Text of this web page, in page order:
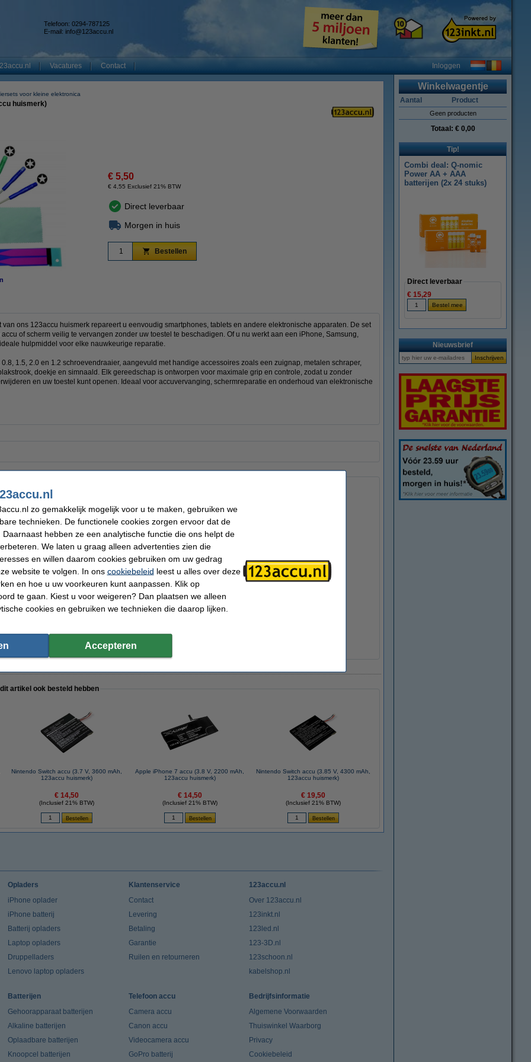
Telefoon: 0294-787125
E-mail: info@123accu.nl
Vacatures Contact Inloggen
voor kleine elektronica
huismerk)
€ 5,50
€ 4,55 Exclusief 21% BTW
Direct leverbaar
Morgen in huis
Bestellen
ons 123accu huismerk repareert u eenvoudig smartphones, tablets en andere elektronische apparaten. De set
of scherm veilig te vervangen zonder uw toestel te beschadigen. Of u nu werkt aan een iPhone, Samsung,
hulpmiddel voor elke nauwkeurige reparatie.
0.8, 1.5, 2.0 en 1.2 schroevendraaier, aangevuld met handige accessoires zoals een zuignap, metalen schraper,
doekje en simnaald. Elk gereedschap is ontworpen voor maximale grip en controle, zodat u zonder
en uw toestel kunt openen. Ideaal voor accuvervanging, schermreparatie en onderhoud van elektronische
artikel ook besteld hebben
Nintendo Switch accu (3.7 V, 3600 mAh,
123accu huismerk)
€ 14,50
(Inclusief 21% BTW)
Apple iPhone 7 accu (3.8 V, 2200 mAh,
123accu huismerk)
€ 14,50
(Inclusief 21% BTW)
Nintendo Switch accu (3.85 V, 4300 mAh,
123accu huismerk)
€ 19,50
(Inclusief 21% BTW)
Winkelwagentje
Aantal Product
Geen producten
Totaal: € 0,00
Tip!
Combi deal: Q-nomic
Power AA + AAA
batterijen (2x 24 stuks)
Direct leverbaar
€ 15,29
Nieuwsbrief
Opladers
iPhone oplader
iPhone batterij
Batterij opladers
Laptop opladers
Druppelladers
Lenovo laptop opladers
Klantenservice
Contact
Levering
Betaling
Garantie
Ruilen en retourneren
123accu.nl
Over 123accu.nl
123inkt.nl
123led.nl
123-3D.nl
123schoon.nl
kabelshop.nl
Batterijen
Gehoorapparaat batterijen
Alkaline batterijen
Oplaadbare batterijen
Knoopcel batterijen
Telefoon accu
Camera accu
Canon accu
Videocamera accu
GoPro batterij
Bedrijfsinformatie
Algemene Voorwaarden
Thuiswinkel Waarborg
Privacy
Cookiebeleid
zo gemakkelijk mogelijk voor u te maken, gebruiken we
technieken. De functionele cookies zorgen ervoor dat de
hebben ze een analytische functie die ons helpt de
We laten u graag alleen advertenties zien die
en willen daarom cookies gebruiken om uw gedrag
website te volgen. In ons cookiebeleid leest u alles over deze
en hoe u uw voorkeuren kunt aanpassen. Klik op
te gaan. Kiest u voor weigeren? Dan plaatsen we alleen
cookies en gebruiken we technieken die daarop lijken.
Accepteren